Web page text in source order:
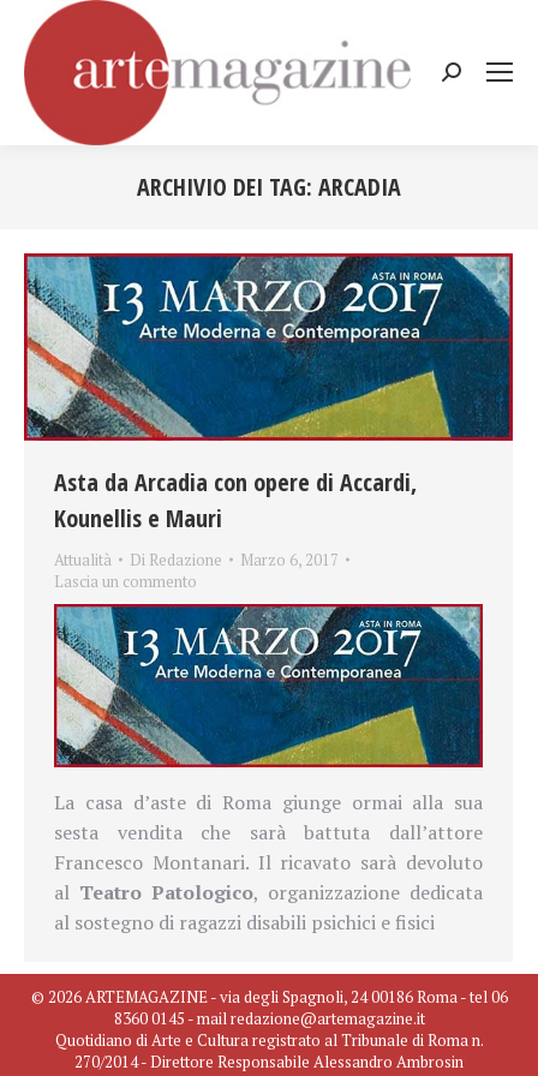
Cerca:
ARCHIVIO DEI TAG: ARCADIA
Asta da Arcadia con opere di Accardi,
Kounellis e Mauri
Attualità Di Redazione
Marzo 6, 2017
Lascia un commento
La casa d’aste di Roma giunge ormai alla sua
sesta vendita che sarà battuta dall’attore
Francesco Montanari. Il ricavato sarà devoluto
al Teatro Patologico, organizzazione dedicata
al sostegno di ragazzi disabili psichici e fisici
© 2026 ARTEMAGAZINE - via degli Spagnoli, 24 00186 Roma - tel 06
8360 0145 - mail redazione@artemagazine.it
Quotidiano di Arte e Cultura registrato al Tribunale di Roma n.
270/2014 - Direttore Responsabile Alessandro Ambrosin